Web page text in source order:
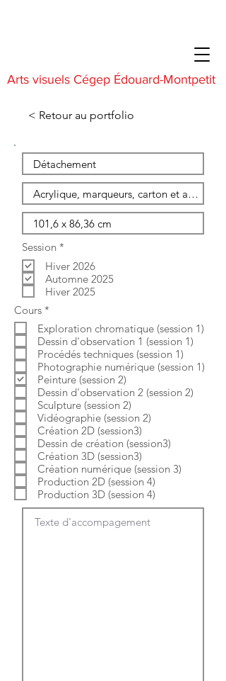
Arts visuels Cégep Édouard-Montpetit
< Retour au portfolio
Session *
l
i
g
a
i
r
e
Hiver 2026
Automne 2025
Hiver 2025
Cours *
l
i
g
a
t
o
i
r
e
Exploration chromatique (session 1)
Dessin d'observation 1 (session 1)
Procédés techniques (session 1)
Photographie numérique (session 1)
Peinture (session 2)
Dessin d'observation 2 (session 2)
Sculpture (session 2)
Vidéographie (session 2)
Création 2D (session3)
Dessin de création (session3)
Création 3D (session3)
Création numérique (session 3)
Production 2D (session 4)
Production 3D (session 4)
Texte d'accompagement